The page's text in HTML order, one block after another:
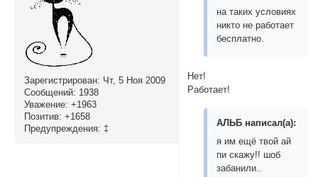
Зарегистрирован: Чт, 5 Ноя 2009
Сообщений: 1938
Уважение: +1963
Позитив: +1658
Предупреждения: ‡
на таких условиях
никто не работает
бесплатно.
Нет!
Работает!
АЛЬБ написал(а):
я им ещё твой ай
пи скажу!! шоб
забанили..